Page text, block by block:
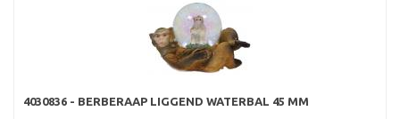
4030836 - BERBERAAP LIGGEND WATERBAL 45 MM